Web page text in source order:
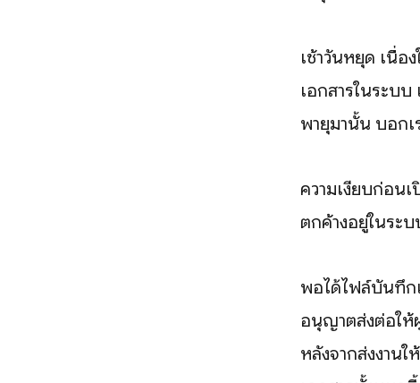
เช้าวันหยุด เนื่อ
เอกสารในระบบ
พายุมานั้น บอกเ
ความเงียบก่อน
ตกค้างอยู่ในระ
พอได้ไฟล์บันทึก
อนุญาตส่งต่อให้
หลังจากส่งงานใ